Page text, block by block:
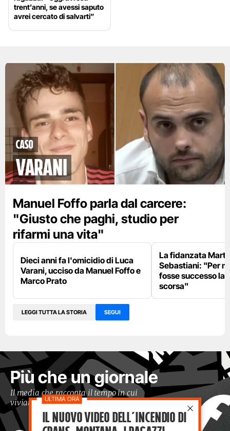
trent’anni, se avessi saputo
avrei cercato di salvarti”
Caso
Varani
Manuel Foffo parla dal carcere:
"Giusto che paghi, studio per
rifarmi una vita"
Dieci anni fa l'omicidio di Luca
Varani, ucciso da Manuel Foffo e
Marco Prato
La fidanzata
Sebastiani: "Per
fosse successo la
scorsa"
LEGGI TUTTA LA STORIA SEGUI
Più che un giornale
Il media che racconta il tempo in cui
viviamo con occhi moderni
Il nuovo video dell’incendio di